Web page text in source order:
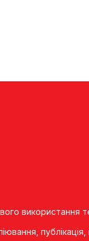
використання